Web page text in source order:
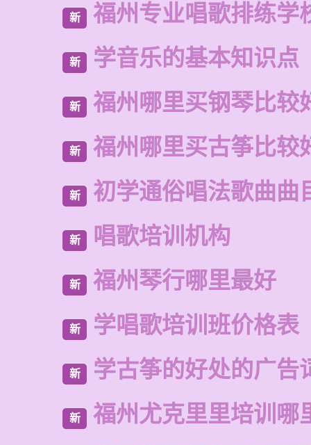
新 福州专业唱歌排练学
新 学音乐的基本知识点
新 福州哪里买钢琴比较
新 福州哪里买古筝比较
新 初学通俗唱法歌曲曲
新 唱歌培训机构
新 福州琴行哪里最好
新 学唱歌培训班价格表
新 学古筝的好处的广告
新 福州尤克里里培训哪